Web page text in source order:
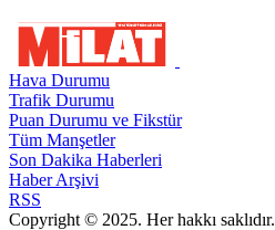
Hava Durumu
Trafik Durumu
Puan Durumu ve Fikstür
Tüm Manşetler
Son Dakika Haberleri
Haber Arşivi
RSS
Copyright © 2025. Her hakkı saklıdır.